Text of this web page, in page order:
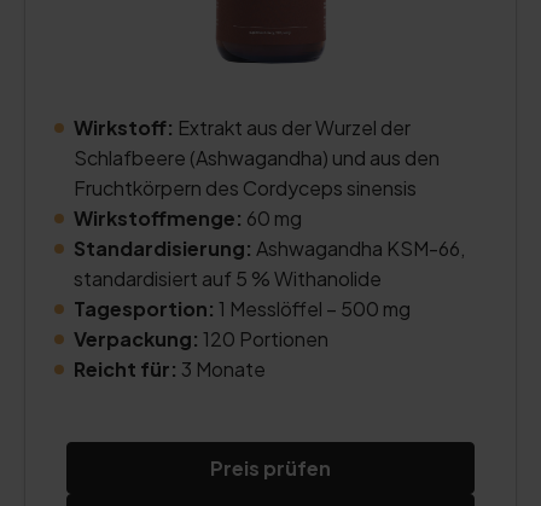
Wirkstoff: Extrakt aus der Wurzel der
Schlafbeere (Ashwagandha) und aus den
Fruchtkörpern des Cordyceps sinensis
Wirkstoffmenge: 60 mg
Standardisierung: Ashwagandha KSM-66,
standardisiert auf 5 % Withanolide
Tagesportion: 1 Messlöffel – 500 mg
Verpackung: 120 Portionen
Reicht für: 3 Monate
Preis prüfen